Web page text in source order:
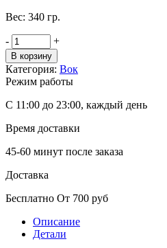
Вес: 340 гр.
- +
В корзину
Категория: Вок
Режим работы
С 11:00 до 23:00, каждый день
Время доставки
45-60 минут после заказа
Доставка
Бесплатно От 700 руб
Описание
Детали